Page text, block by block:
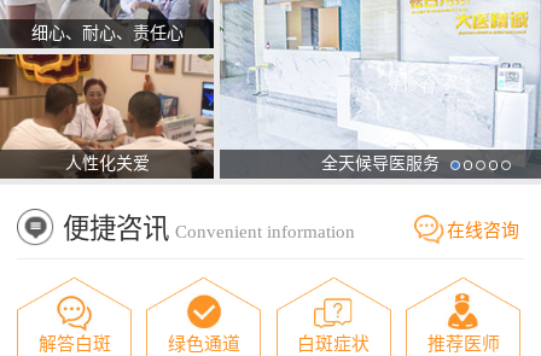
细心、耐心、责任心
人性化关爱 全天候导医服务
便捷咨讯 Convenient information 在线咨询
解答白斑 绿色通道 白斑症状 推荐医师